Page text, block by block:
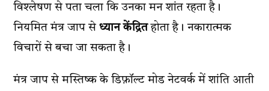
विश्लेषण से पता चला कि उनका मन शांत रहता है।
नियमित मंत्र जाप सेध्यान केंद्रितहोता है। नकारात्मक
विचारों से बचा जा सकता है।
मंत्र जाप से मस्तिष्क के डिफ़ॉल्ट मोड नेटवर्क में शांति आती